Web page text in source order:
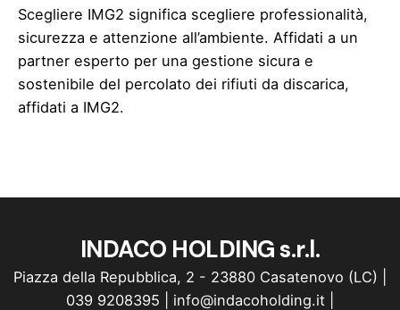
Scegliere IMG2 significa scegliere professionalità,
sicurezza e attenzione all’ambiente. Affidati a un
partner esperto per una gestione sicura e
sostenibile del percolato dei rifiuti da discarica,
affidati a IMG2.
INDACO HOLDING s.r.l.
Piazza della Repubblica, 2 - 23880 Casatenovo (LC) |
039 9208395
info@indacoholding.it